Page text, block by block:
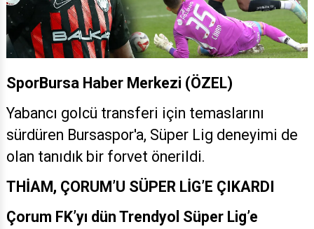
SporBursa Haber Merkezi (ÖZEL)
Yabancı golcü transferi için temaslarını
sürdüren Bursaspor'a, Süper Lig deneyimi de
olan tanıdık bir forvet önerildi.
THİAM, ÇORUM’U SÜPER LİG’E ÇIKARDI
Çorum FK’yı dün Trendyol Süper Lig’e